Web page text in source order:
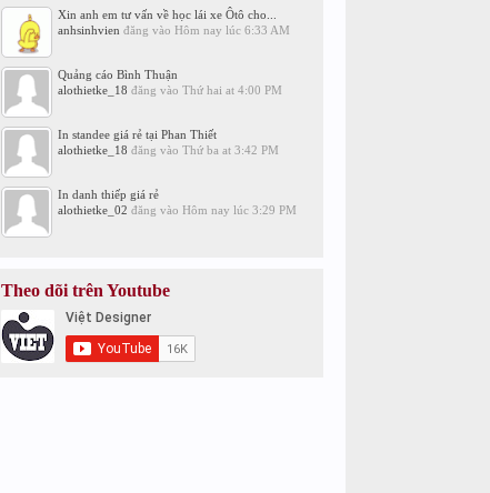
Xin anh em tư vấn về học lái xe Ôtô cho...
anhsinhvien đăng vào Hôm nay lúc 6:33 AM
Quảng cáo Bình Thuận
alothietke_18 đăng vào Thứ hai at 4:00 PM
In standee giá rẻ tại Phan Thiết
alothietke_18 đăng vào Thứ ba at 3:42 PM
In danh thiếp giá rẻ
alothietke_02 đăng vào Hôm nay lúc 3:29 PM
Theo dõi trên Youtube